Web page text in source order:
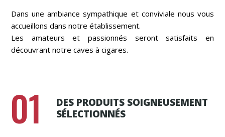
Dans une ambiance sympathique et conviviale nous vous
accueillons dans notre établissement.
Les amateurs et passionnés seront satisfaits en
découvrant notre caves à cigares.
01
DES PRODUITS SOIGNEUSEMENT
SÉLECTIONNÉS